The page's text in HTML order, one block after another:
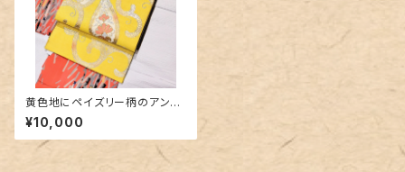
黄色地にペイズリー柄のアンテ
ィーク名古屋帯
¥10,000